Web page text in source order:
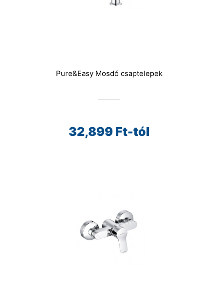
Pure&Easy Mosdó csaptelepek
32,899 Ft-tól